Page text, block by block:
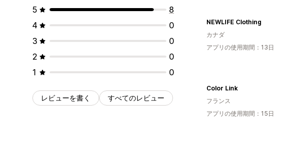
5
8
4
0
3
0
2
0
1
0
レビューを書く すべてのレビュー
NEWLIFE Clothing
カナダ
アプリの使用期間：13日
Color Link
フランス
アプリの使用期間：15日